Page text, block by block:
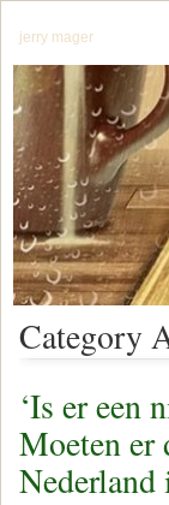
jerry mager
Category
‘Is er een
Moeten er
Nederland